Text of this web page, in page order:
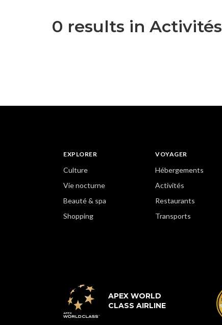
0 results in Activités
EXPLORER
Culture
Vie nocturne
Beauté & spa
Shopping
VOYAGER
Hébergements
Activités
Restaurants
Transports
APEX WORLD
CLASS AIRLINE